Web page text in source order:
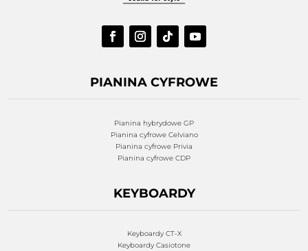
PIANINA CYFROWE
Pianina hybrydowe GP
Pianina cyfrowe Celviano
Pianina cyfrowe Privia
Pianina cyfrowe CDP
KEYBOARDY
Keyboardy CT-X
Keyboardy Casiotone